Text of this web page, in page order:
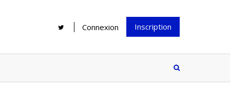
Connexion Inscription